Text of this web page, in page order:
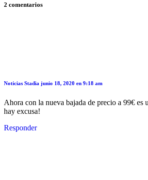
2 comentarios
Noticias Stadia junio 18, 2020 en 9:18 am
Ahora con la nueva bajada de precio a 99€ es
hay excusa!
Responder